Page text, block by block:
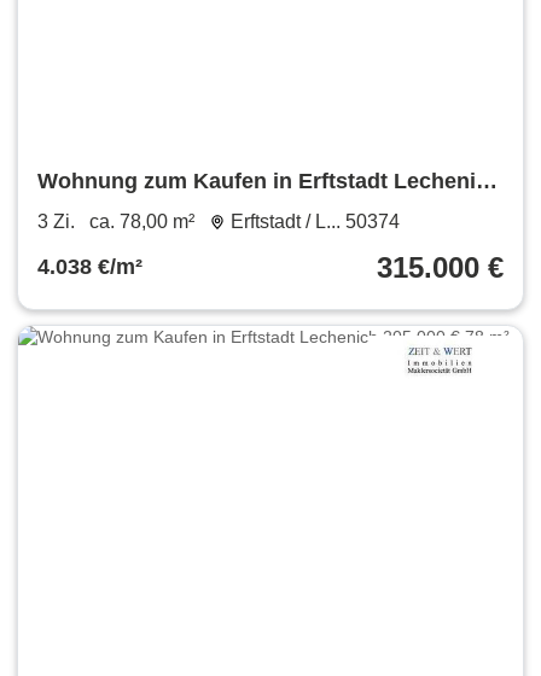
Wohnung zum Kaufen in Erftstadt Lechenich
315.000 € 78 m²
3 Zi. ca. 78,00 m² Erftstadt / L... 50374
4.038 €/m² 315.000 €